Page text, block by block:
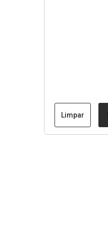
Limpar